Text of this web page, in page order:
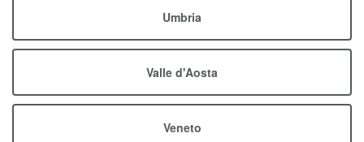
Umbria
Valle d'Aosta
Veneto